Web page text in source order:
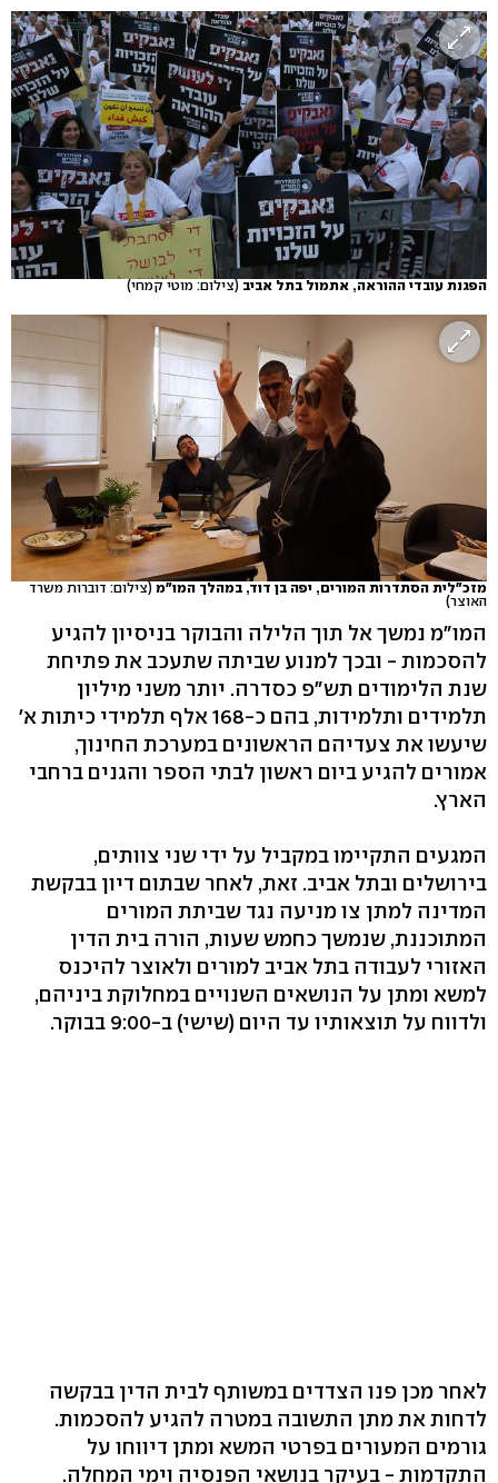
הפגנת עובדי ההוראה, אתמול בתל אביב(צילום: מוטי קמחי)
מזכ"לית הסתדרות המורים, יפה בן דוד, במהלך המו"מ (צילום: דוברות משרד
האוצר)
המו"מ נמשך אל תוך הלילה והבוקר בניסיון להגיע
להסכמות - ובכך למנוע שביתה שתעכב את פתיחת
שנת הלימודים תש"פ כסדרה. יותר משני מיליון
תלמידים ותלמידות, בהם כ-168 אלף תלמידי כיתות א'
שיעשו את צעדיהם הראשונים במערכת החינוך,
אמורים להגיע ביום ראשון לבתי הספר והגנים ברחבי
הארץ.
המגעים התקיימו במקביל על ידי שני צוותים,
בירושלים ובתל אביב. זאת, לאחר שבתום דיון בבקשת
המדינה למתן צו מניעה נגד שביתת המורים
המתוכננת, שנמשך כחמש שעות, הורה בית הדין
האזורי לעבודה בתל אביב למורים ולאוצר להיכנס
למשא ומתן על הנושאים השנויים במחלוקת ביניהם,
ולדווח על תוצאותיו עד היום (שישי) ב-9:00 בבוקר.
לאחר מכן פנו הצדדים במשותף לבית הדין בבקשה
לדחות את מתן התשובה במטרה להגיע להסכמות.
גורמים המעורים בפרטי המשא ומתן דיווחו על
התקדמות - בעיקר בנושאי הפנסיה וימי המחלה.